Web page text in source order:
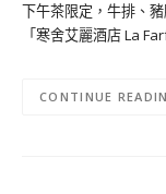
下午茶限定，牛排、
「寒舍艾麗酒店 La
CONTINUE